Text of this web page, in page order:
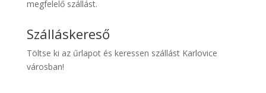
Transzfer
Kiwi
Taxi
megfelelő szállást.
Szálláskereső
Töltse ki az űrlapot és keressen szállást Karlovice
városban!